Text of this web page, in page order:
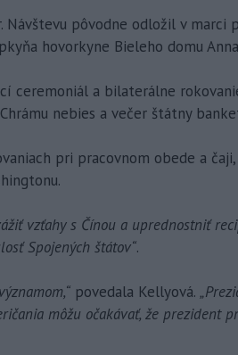
Návštevu pôvodne odložil v marci
hovorkyne Bieleho domu
ceremoniál a bilaterálne
nebies a večer štátny
pri pracovnom obede a
vzťahy s Čínou a uprednostniť
Spojených štátov“.
povedala Kellyová.
môžu očakávať, že prezident